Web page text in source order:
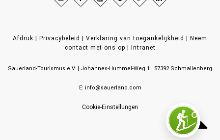
Afdruk Privacybeleid Verklaring van toegankelijkheid
Neem
contact met ons op
Intranet
Sauerland-Tourismus e.V. Johannes-Hummel-Weg 1 57392 Schmallenberg
E: info@sauerland.com
Cookie-Einstellungen